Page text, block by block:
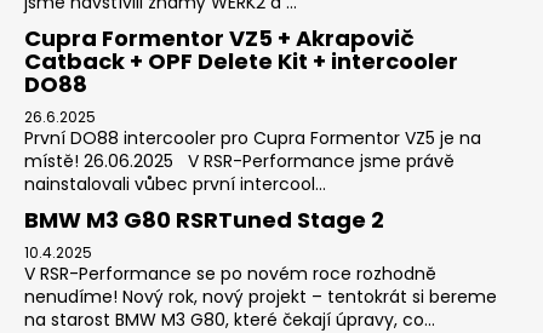
Cupra Formentor VZ5 + Akrapovič
Catback + OPF Delete Kit + intercooler
DO88
26.6.2025
První DO88 intercooler pro Cupra Formentor VZ5 je na
místě! 26.06.2025 V RSR-Performance jsme právě
nainstalovali vůbec první intercool...
BMW M3 G80 RSRTuned Stage 2
10.4.2025
V RSR-Performance se po novém roce rozhodně
nenudíme! Nový rok, nový projekt – tentokrát si bereme
na starost BMW M3 G80, které čekají úpravy, co...